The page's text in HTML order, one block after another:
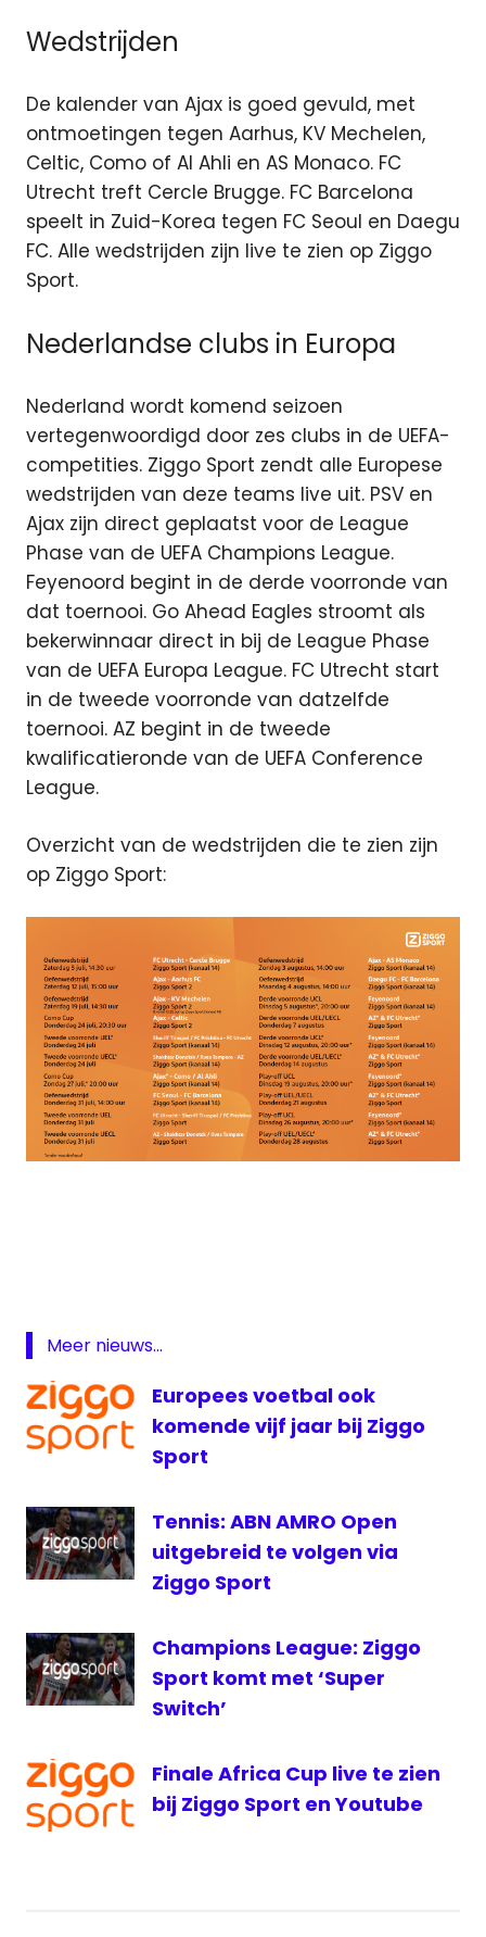
Wedstrijden
De kalender van Ajax is goed gevuld, met
ontmoetingen tegen Aarhus, KV Mechelen,
Celtic, Como of Al Ahli en AS Monaco. FC
Utrecht treft Cercle Brugge. FC Barcelona
speelt in Zuid-Korea tegen FC Seoul en Daegu
FC. Alle wedstrijden zijn live te zien op Ziggo
Sport.
Nederlandse clubs in Europa
Nederland wordt komend seizoen
vertegenwoordigd door zes clubs in de UEFA-
competities. Ziggo Sport zendt alle Europese
wedstrijden van deze teams live uit. PSV en
Ajax zijn direct geplaatst voor de League
Phase van de UEFA Champions League.
Feyenoord begint in de derde voorronde van
dat toernooi. Go Ahead Eagles stroomt als
bekerwinnaar direct in bij de League Phase
van de UEFA Europa League. FC Utrecht start
in de tweede voorronde van datzelfde
toernooi. AZ begint in de tweede
kwalificatieronde van de UEFA Conference
League.
Overzicht van de wedstrijden die te zien zijn
op Ziggo Sport:
Ziggo
Meer nieuws...
Europees voetbal ook
komende vijf jaar bij Ziggo
Sport
Tennis: ABN AMRO Open
uitgebreid te volgen via
Ziggo Sport
Champions League: Ziggo
Sport komt met ‘Super
Switch’
Finale Africa Cup live te zien
bij Ziggo Sport en Youtube